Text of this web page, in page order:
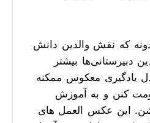
که نقش والدین دانش
دبیرستانی‌ها بیشتر
یادگیری معکوس ممکنه
کنن و به آموزش
این عکس العمل های